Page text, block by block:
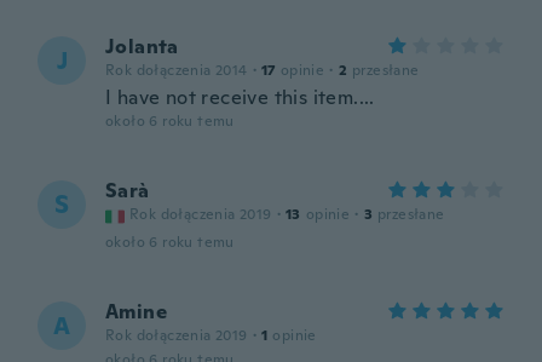
J Jolanta
Rok dołączenia 2014 · 17 opinie · 2 przesłane
I have not receive this item....
około 6 roku temu
S Sarà
Rok dołączenia 2019 · 13 opinie · 3 przesłane
około 6 roku temu
A Amine
Rok dołączenia 2019 · 1 opinie